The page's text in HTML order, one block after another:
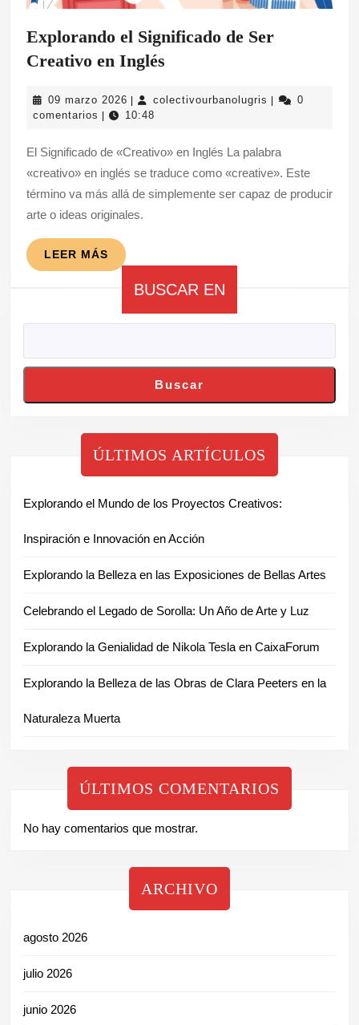
Explorando el Significado de Ser
Creativo en Inglés
Significado
Ser
Creativo
en
09 marzo 2026 09
marzo
colectivourbanolugris
0
comentarios
10:48
El Significado de «Creativo» en Inglés La palabra
«creativo» en inglés se traduce como «creative». Este
término va más allá de simplemente ser capaz de producir
arte o ideas originales.
LEER MÁS LEER
MÁS
BUSCAR EN
Buscar
ÚLTIMOS ARTÍCULOS
Explorando el Mundo de los Proyectos Creativos:
Inspiración e Innovación en Acción
Explorando la Belleza en las Exposiciones de Bellas Artes
Celebrando el Legado de Sorolla: Un Año de Arte y Luz
Explorando la Genialidad de Nikola Tesla en CaixaForum
Explorando la Belleza de las Obras de Clara Peeters en la
Naturaleza Muerta
ÚLTIMOS COMENTARIOS
No hay comentarios que mostrar.
ARCHIVO
agosto 2026
julio 2026
junio 2026